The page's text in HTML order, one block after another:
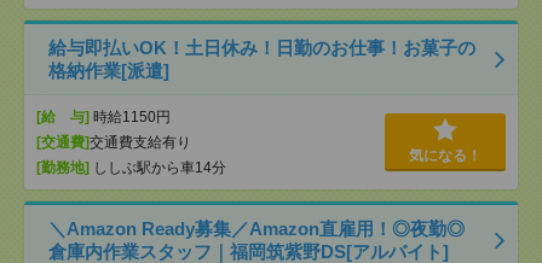
給与即払いOK！土日休み！日勤のお仕事！お菓子の
格納作業[派遣]
[給 与] 時給1150円
[交通費]交通費支給有り
[勤務地] ししぶ駅から車14分
気になる！
＼Amazon Ready募集／Amazon直雇用！◎夜勤◎
倉庫内作業スタッフ｜福岡筑紫野DS[アルバイト]